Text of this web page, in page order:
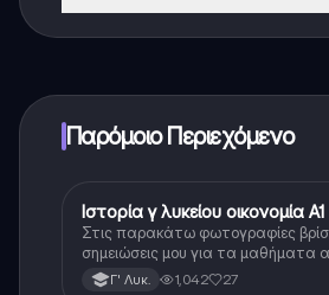
Παρόμοιο Περιεχόμενο
Ιστορία
Ιστορία γ λυκείου οικονομία
Στις παρακάτω φωτογραφίες
σημειώσεις μου για τα μαθήματα
οικονομίας της ιστορίας
Γ' Λυκ. 1,042 27